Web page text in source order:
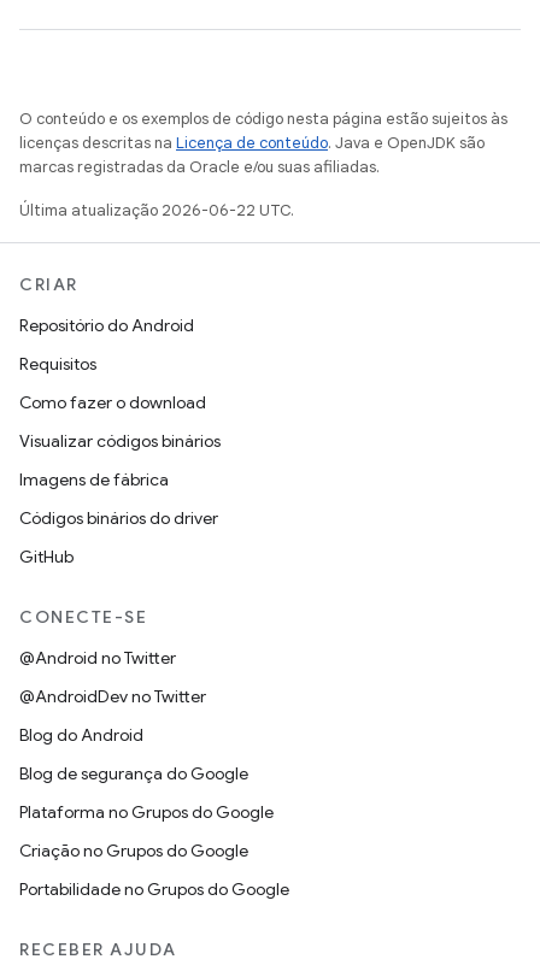
O conteúdo e os exemplos de código nesta página estão sujeitos às
licenças descritas na Licença de conteúdo. Java e OpenJDK são
marcas registradas da Oracle e/ou suas afiliadas.
Última atualização 2026-06-22 UTC.
CRIAR
Repositório do Android
Requisitos
Como fazer o download
Visualizar códigos binários
Imagens de fábrica
Códigos binários do driver
GitHub
CONECTE-SE
@Android no Twitter
@AndroidDev no Twitter
Blog do Android
Blog de segurança do Google
Plataforma no Grupos do Google
Criação no Grupos do Google
Portabilidade no Grupos do Google
RECEBER AJUDA